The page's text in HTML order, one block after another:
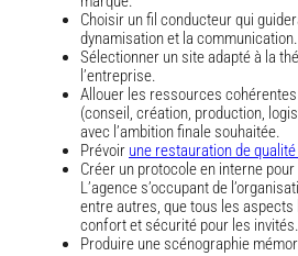
Choisir un fil conducteur qui
dynamisation et la communication.
Sélectionner un site adapté à la
l’entreprise.
Allouer les ressources
(conseil, création, production,
avec l’ambition finale souhaitée.
Prévoir une restauration de
Créer un protocole en interne
L’agence s’occupant de
entre autres, que tous les
confort et sécurité pour les invités.
Produire une scénographie